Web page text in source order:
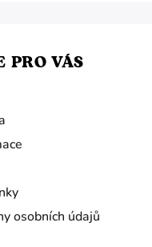
PRO VÁS
osobních údajů